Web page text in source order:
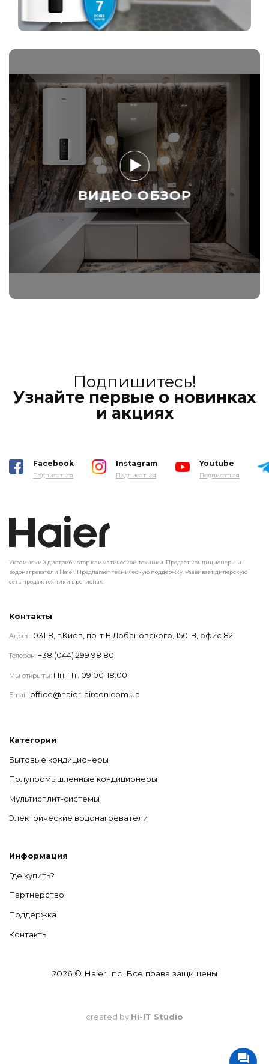
ВИДЕО ОБЗОР
Подпишитесь!
Узнайте первые о новинках
и акциях
Facebook
Подписаться
Instagram
Подписаться
Youtube
Подписаться
Украинский дистрибьютор климатической техники. Продает кондиционеры и
водонагреватели Haier. Предлагает техническую поддержку. Развивает дилерскую
сеть продаж техники в регионах.
Категории
Бытовые кондиционеры
Полупромышленные кондиционеры
Мультисплит-системы
Электрические водонагреватели
Информация
Где купить?
Партнерство
Поддержка
Контакты
Контакты
Адрес: 03118, г.Киев, пр-т В.Лобановского, 150-В, офис 82
Телефон: +38 (044) 299 98 80
Мы открыты: Пн-Пт. 09:00-18:00
Email: office@haier-aircon.com.ua
2026 © Haier Inc. Все права защищены
created by Hi-IT Studio